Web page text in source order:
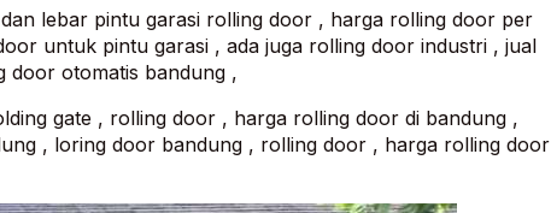
lebar pintu garasi rolling door , harga rolling door per
untuk pintu garasi , ada juga rolling door industri , jual
otomatis bandung ,
gate , rolling door , harga rolling door di bandung ,
, loring door bandung , rolling door , harga rolling door